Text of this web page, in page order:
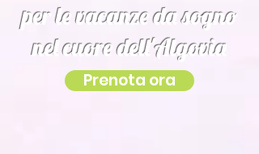
per le vacanze da sogno
nel cuore dell'Algovia
Prenota ora